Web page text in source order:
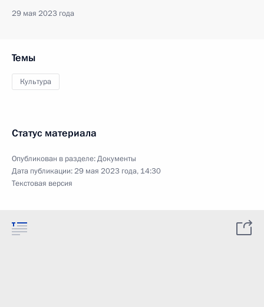
29 мая 2023 года
Темы
Культура
Статус материала
Опубликован в разделе:Документы
Дата публикации:29 мая 2023 года, 14:30
Текстовая версия